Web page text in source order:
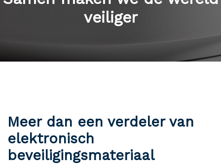
veiliger
Meer dan een verdeler van
elektronisch
beveiligingsmateriaal